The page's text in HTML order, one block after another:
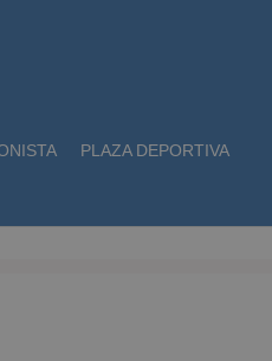
PLAZA DEPORTIVA